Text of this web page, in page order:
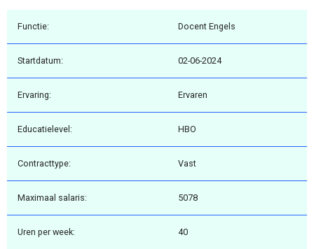
Functie: Docent Engels
Startdatum: 02-06-2024
Ervaring: Ervaren
Educatielevel: HBO
Contracttype: Vast
Maximaal salaris: 5078
Uren per week: 40